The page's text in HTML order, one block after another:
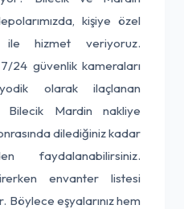
kişiye özel
hizmet veriyoruz.
24 güvenlik kameraları
olarak ilaçlanan
Bilecik Mardin nakliye
dilediğiniz kadar
faydalanabilirsiniz.
envanter listesi
Böylece eşyalarınız hem